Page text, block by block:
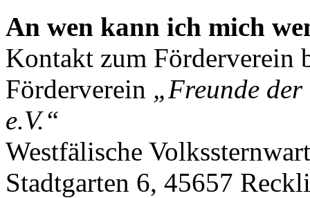
An wen kann ich mich
Kontakt zum Förderverein
Förderverein „Freunde der
e.V.“
Westfälische
Stadtgarten 6, 45657